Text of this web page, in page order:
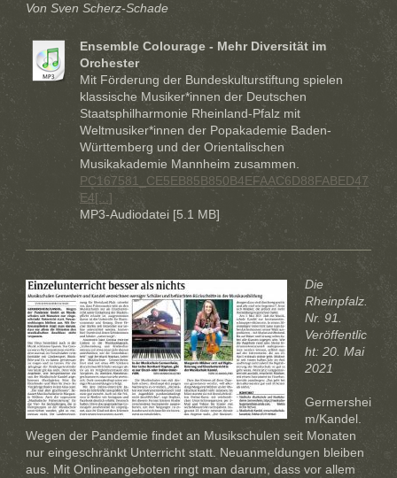
Von Sven Scherz-Schade
Ensemble Colourage - Mehr Diversität im
Orchester
Mit Förderung der Bundeskulturstiftung spielen
klassische Musiker*innen der Deutschen
Staatsphilharmonie Rheinland-Pfalz mit
Weltmusiker*innen der Popakademie Baden-
Württemberg und der Orientalischen
Musikakademie Mannheim zusammen.
PC167581_CE5EB85B850B4EFAAC6D88FABED47
E4[...]
MP3-Audiodatei [5.1 MB]
Die
Rheinpfalz.
Nr. 91.
Veröffentlic
ht: 20. Mai
2021
Germershei
m/Kandel.
Wegen der Pandemie findet an Musikschulen seit Monaten
nur eingeschränkt Unterricht statt. Neuanmeldungen bleiben
aus. Mit Onlineangeboten ringt man darum, dass vor allem